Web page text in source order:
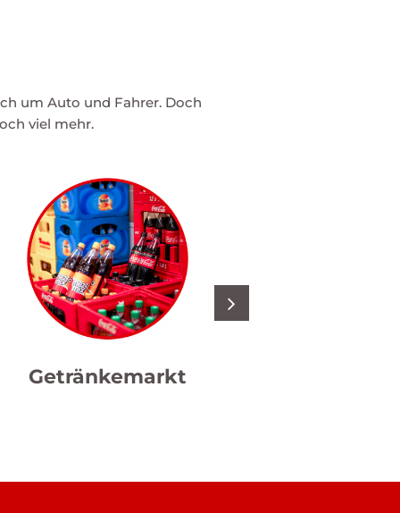
um Auto und Fahrer. Doch
viel mehr.
Getränkemarkt